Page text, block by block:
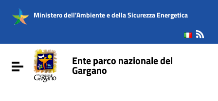
Vai al menu di navigazione
Vai al footer
Ministero dell'Ambiente e della Sicurezza Energetica
Attiva / disattiva la navigazioneEnte parco nazionale del
Gargano